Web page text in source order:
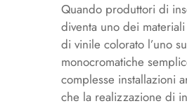
Quando produttori di
diventa uno dei
di vinile colorato l’uno
monocromatiche
complesse installazioni
che la realizzazione di